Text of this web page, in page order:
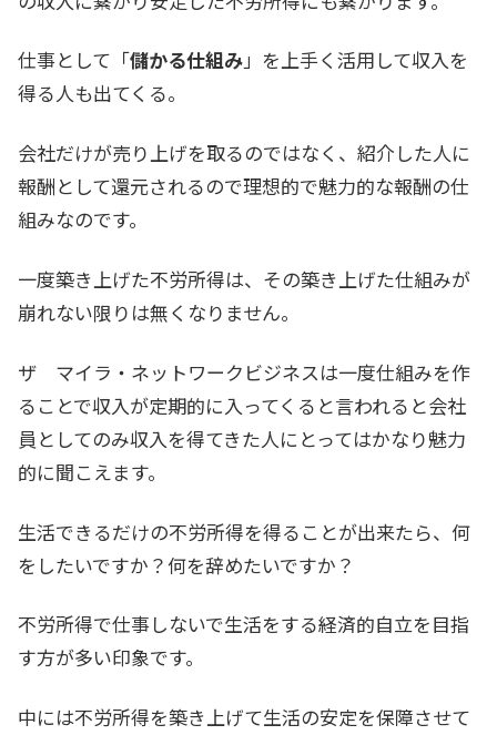
仕事として「儲かる仕組み」を上手く活用して収入を
得る人も出てくる。
会社だけが売り上げを取るのではなく、紹介した人に
報酬として還元されるので理想的で魅力的な報酬の仕
組みなのです。
一度築き上げた不労所得は、その築き上げた仕組みが
崩れない限りは無くなりません。
ザ マイラ・ネットワークビジネスは一度仕組みを作
ることで収入が定期的に入ってくると言われると会社
員としてのみ収入を得てきた人にとってはかなり魅力
的に聞こえます。
生活できるだけの不労所得を得ることが出来たら、何
をしたいですか？何を辞めたいですか？
不労所得で仕事しないで生活をする経済的自立を目指
す方が多い印象です。
中には不労所得を築き上げて生活の安定を保障させて